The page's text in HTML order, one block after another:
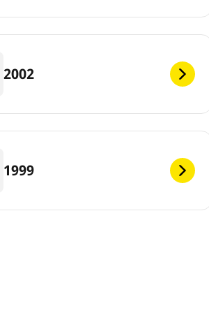
2002
1999